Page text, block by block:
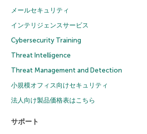
メールセキュリティ
インテリジェンスサービス
Cybersecurity Training
Threat Intelligence
Threat Management and Detection
小規模オフィス向けセキュリティ
法人向け製品価格表はこちら
サポート